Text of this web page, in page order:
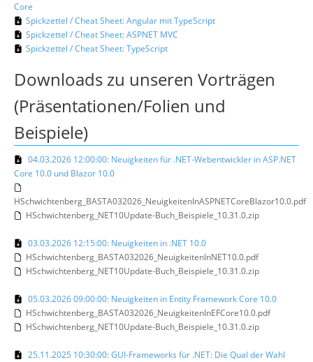
Core
Spickzettel / Cheat Sheet: Angular mit TypeScript
Spickzettel / Cheat Sheet: ASPNET MVC
Spickzettel / Cheat Sheet: TypeScript
Downloads zu unseren Vorträgen
(Präsentationen/Folien und
Beispiele)
04.03.2026 12:00:00: Neuigkeiten für .NET-Webentwickler in ASP.NET
Core 10.0 und Blazor 10.0
HSchwichtenberg_BASTA032026_NeuigkeitenInASPNETCoreBlazor10.0.pdf
HSchwichtenberg_NET10Update-Buch_Beispiele_10.31.0.zip
03.03.2026 12:15:00: Neuigkeiten in .NET 10.0
HSchwichtenberg_BASTA032026_NeuigkeitenInNET10.0.pdf
HSchwichtenberg_NET10Update-Buch_Beispiele_10.31.0.zip
05.03.2026 09:00:00: Neuigkeiten in Entity Framework Core 10.0
HSchwichtenberg_BASTA032026_NeuigkeitenInEFCore10.0.pdf
HSchwichtenberg_NET10Update-Buch_Beispiele_10.31.0.zip
25.11.2025 10:30:00: GUI-Frameworks für .NET: Die Qual der Wahl